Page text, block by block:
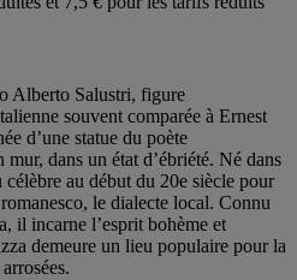
Alberto Salustri, figure
souvent comparée à Ernest
d’une statue du poète
dans un état d’ébriété. Né dans
au début du 20e siècle pour
le dialecte local. Connu
il incarne l’esprit bohème et
demeure un lieu populaire pour la